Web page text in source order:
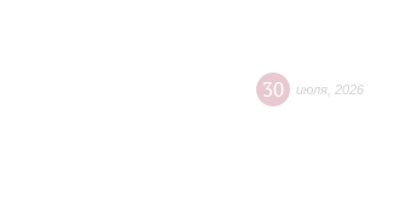
30 июля 2026